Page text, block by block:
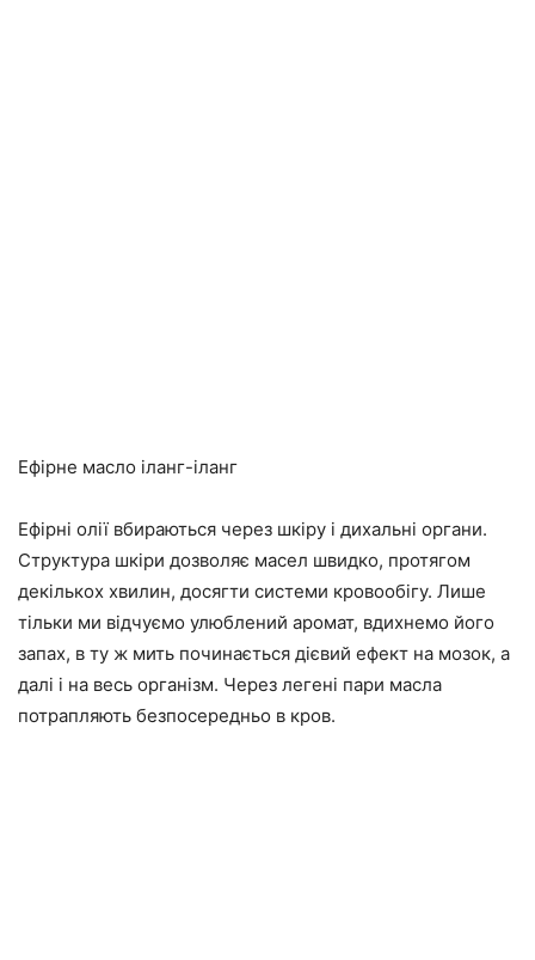
Ефірне масло іланг-іланг
Ефірні олії вбираються через шкіру і дихальні органи.
Структура шкіри дозволяє масел швидко, протягом
декількох хвилин, досягти системи кровообігу. Лише
тільки ми відчуємо улюблений аромат, вдихнемо його
запах, в ту ж мить починається дієвий ефект на мозок, а
далі і на весь організм. Через легені пари масла
потрапляють безпосередньо в кров.